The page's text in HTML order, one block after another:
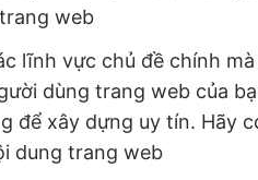
web
lĩnh vực chủ đề chính
dùng trang web của
để xây dựng uy tín. Hãy
dung trang web